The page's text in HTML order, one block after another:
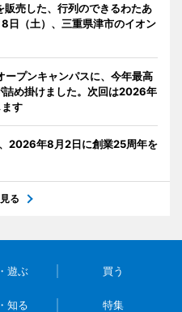
販売した、行列のできるわたあ
日（土）、三重県津市のイオン
ープンキャンパスに、今年最高
め掛けました。次回は2026年
す
2026年8月2日に創業25周年を
る
遊ぶ 買う
知る 特集